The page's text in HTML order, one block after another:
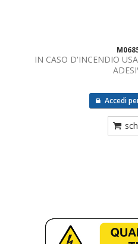
IN CASO D'INCENDIO
Accedi